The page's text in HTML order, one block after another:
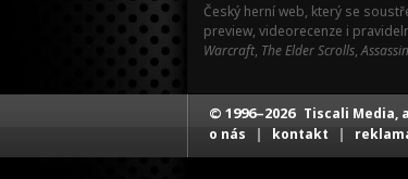
Český herní web, který se
preview, videorecenze i
Warcraft, The Elder Scrolls,
© 1996–2026 Tiscali Media,
o nás | kontakt |